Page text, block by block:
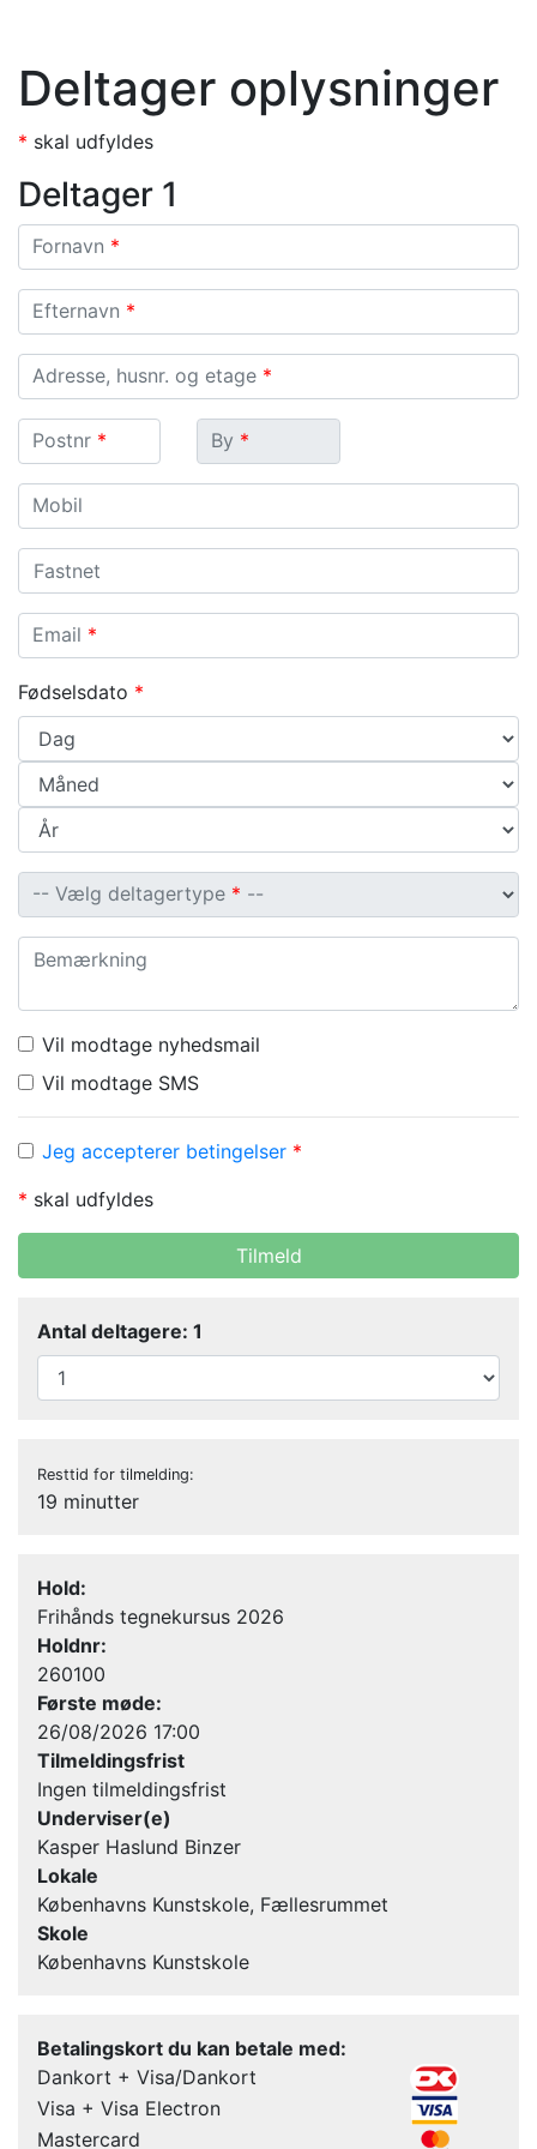
Deltager oplysninger
* skal udfyldes
Deltager 1
Fornavn
Fornavn *
Efternavn
Efternavn *
Adresse, husnr. og etage
Adresse, husnr. og etage *
Postnr.
Postnr * ByBy *
Mobil
Mobil
Fastnet
Email
Email *
Fødselsdato *
Vælg deltagertype
-- Vælg deltagertype * --
Bemærkning
Vil modtage nyhedsmail
Vil modtage SMS
Jeg accepterer betingelser *
* skal udfyldes
Tilmeld
Antal deltagere: 1
Resttid for tilmelding:
19 minutter
Hold:
Frihånds tegnekursus 2026
Holdnr:
260100
Første møde:
26/08/2026 17:00
Tilmeldingsfrist
Ingen tilmeldingsfrist
Underviser(e)
Kasper Haslund Binzer
Lokale
Københavns Kunstskole, Fællesrummet
Skole
Københavns Kunstskole
Betalingskort du kan betale med:
Dankort + Visa/Dankort
Visa + Visa Electron
Mastercard